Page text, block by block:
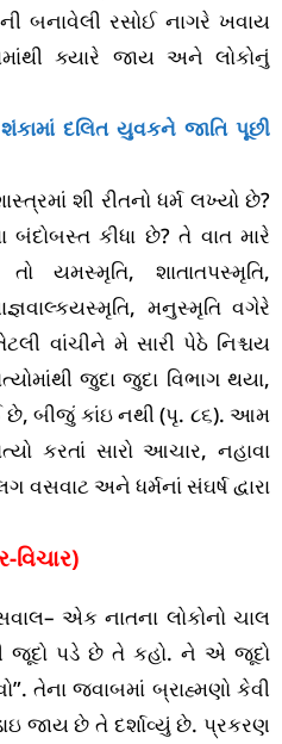
બનાવેલી રસોઈ નાગરે ખવાય
ક્યારે જાય અને લોકોનું
શંકામાં દલિત યુવકને જાતિ પૂછી
શી રીતનો ધર્મ લખ્યો છે?
કીધા છે? તે વાત મારે
યમસ્મૃતિ, શાતાતપસ્મૃતિ,
મનુસ્મૃતિ વગેરે
વાંચીને મે સારી પેઠે નિશ્ચય
જુદા જુદા વિભાગ થયા,
છે, બીજું કાંઇ નથી (પૃ. ૮૬). આમ
કરતાં સારો આચાર, નહાવા
વસવાટ અને ધર્મનાં સંઘર્ષ દ્વારા
વિચાર)
એક નાતના લોકોનો ચાલ
જૂદો પડે છે તે કહો. ને એ જૂદો
તેના જવાબમાં બ્રાહ્મણો કેવી
જાય છે તે દર્શાવ્યું છે. પ્રકરણ